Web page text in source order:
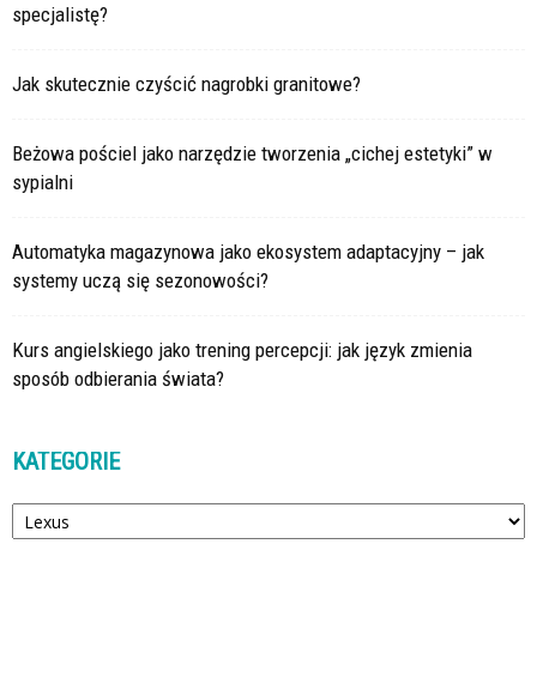
specjalistę?
Jak skutecznie czyścić nagrobki granitowe?
Beżowa pościel jako narzędzie tworzenia „cichej estetyki” w
sypialni
Automatyka magazynowa jako ekosystem adaptacyjny – jak
systemy uczą się sezonowości?
Kurs angielskiego jako trening percepcji: jak język zmienia
sposób odbierania świata?
KATEGORIE
Kategorie